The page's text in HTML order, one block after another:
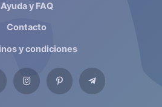
Ayuda y FAQ
Contacto
y condiciones